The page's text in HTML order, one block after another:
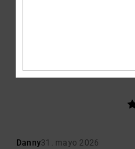
Danny31. mayo 2026